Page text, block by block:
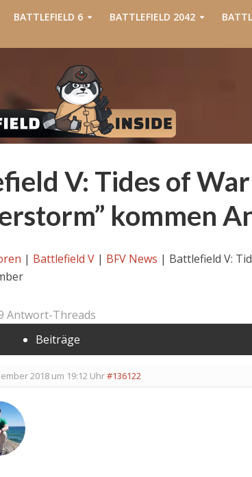
BATTLEFIELD 6 BATTLEFIELD 2042
V: Tides of
kommen
| Battlefield V | BFV News | Battlefield V:
Antwort-Threads
Beiträge
2018 um 19:12 Uhr#136122